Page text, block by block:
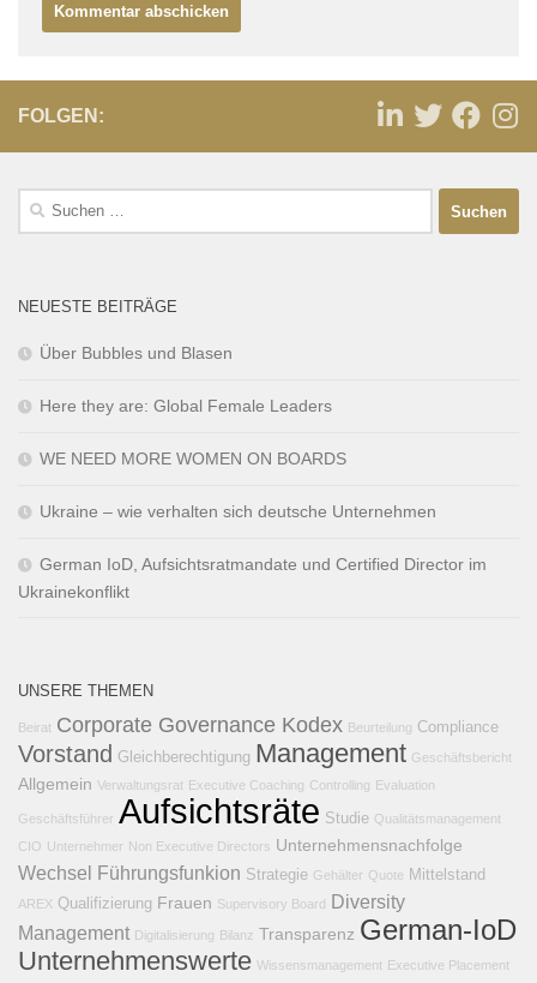
FOLGEN:
NEUESTE BEITRÄGE
Über Bubbles und Blasen
Here they are: Global Female Leaders
WE NEED MORE WOMEN ON BOARDS
Ukraine – wie verhalten sich deutsche Unternehmen
German IoD, Aufsichtsratmandate und Certified Director im
Ukrainekonflikt
UNSERE THEMEN
Beirat Corporate Governance Kodex Beurteilung Compliance
Vorstand Gleichberechtigung Management Geschäftsbericht
Allgemein Verwaltungsrat Executive Coaching Controlling Evaluation
Geschäftsführer Aufsichtsräte Studie Qualitätsmanagement
CIO
Unternehmer Non Executive Directors Unternehmensnachfolge
Wechsel Führungsfunkion Strategie Gehälter Quote Mittelstand
AREX Qualifizierung Frauen Supervisory Board
Diversity
Management Digitalisierung Bilanz Transparenz German-IoD
Unternehmenswerte Wissensmanagement Executive Placement